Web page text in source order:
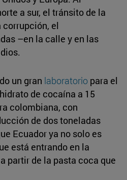
a sur, el tránsito de la
el
–en la calle y en las
un gran laboratorio para el
de cocaína a 15
colombiana, con
de dos toneladas
Ecuador ya no solo es
está entrando en la
partir de la pasta coca que